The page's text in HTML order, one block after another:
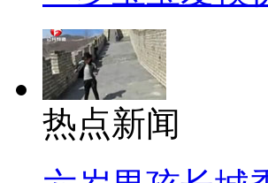
热点新闻